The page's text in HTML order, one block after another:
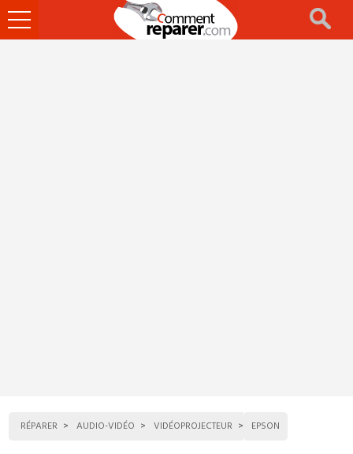
Ouvrir
le
RÉPARER AUDIO-VIDÉO VIDÉOPROJECTEUR EPSON